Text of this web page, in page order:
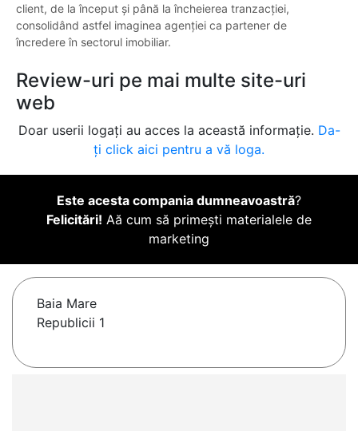
client, de la început și până la încheierea tranzacției,
consolidând astfel imaginea agenției ca partener de
încredere în sectorul imobiliar.
Review-uri pe mai multe site-uri
web
Doar userii logați au acces la această informație. Da-
ți click aici pentru a vă loga.
Este acesta compania dumneavoastră?
Felicitări! Aă cum să primești materialele de
marketing
Baia Mare
Republicii 1